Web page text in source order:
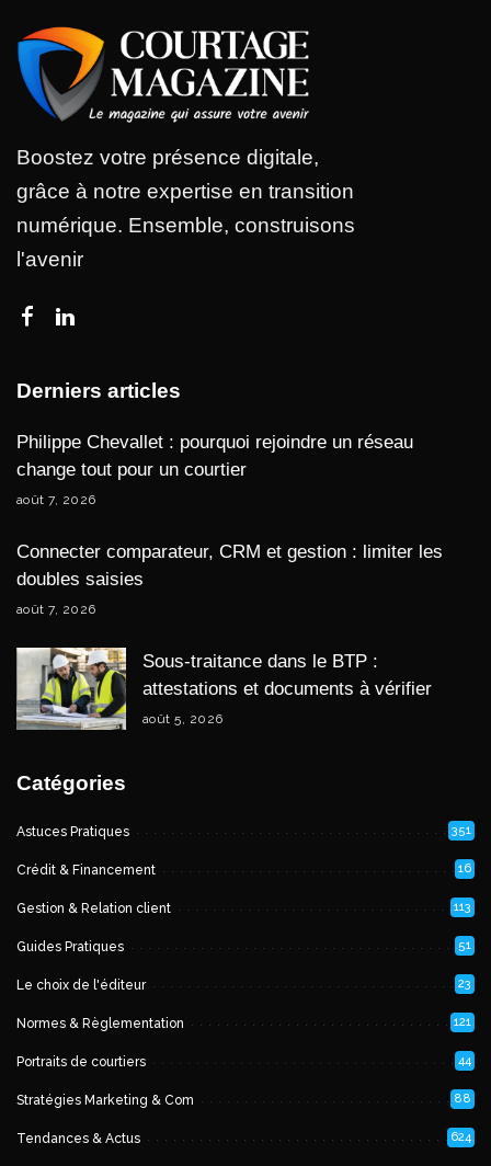
Boostez votre présence digitale,
grâce à notre expertise en transition
numérique. Ensemble, construisons
l'avenir
Derniers articles
Philippe Chevallet : pourquoi rejoindre un réseau
change tout pour un courtier
août 7, 2026
Connecter comparateur, CRM et gestion : limiter les
doubles saisies
août 7, 2026
Sous-traitance dans le BTP :
attestations et documents à vérifier
août 5, 2026
Catégories
Astuces Pratiques 351
Crédit & Financement 16
Gestion & Relation client 113
Guides Pratiques 51
Le choix de l'éditeur 23
Normes & Règlementation 121
Portraits de courtiers 44
Stratégies Marketing & Com 88
Tendances & Actus 624